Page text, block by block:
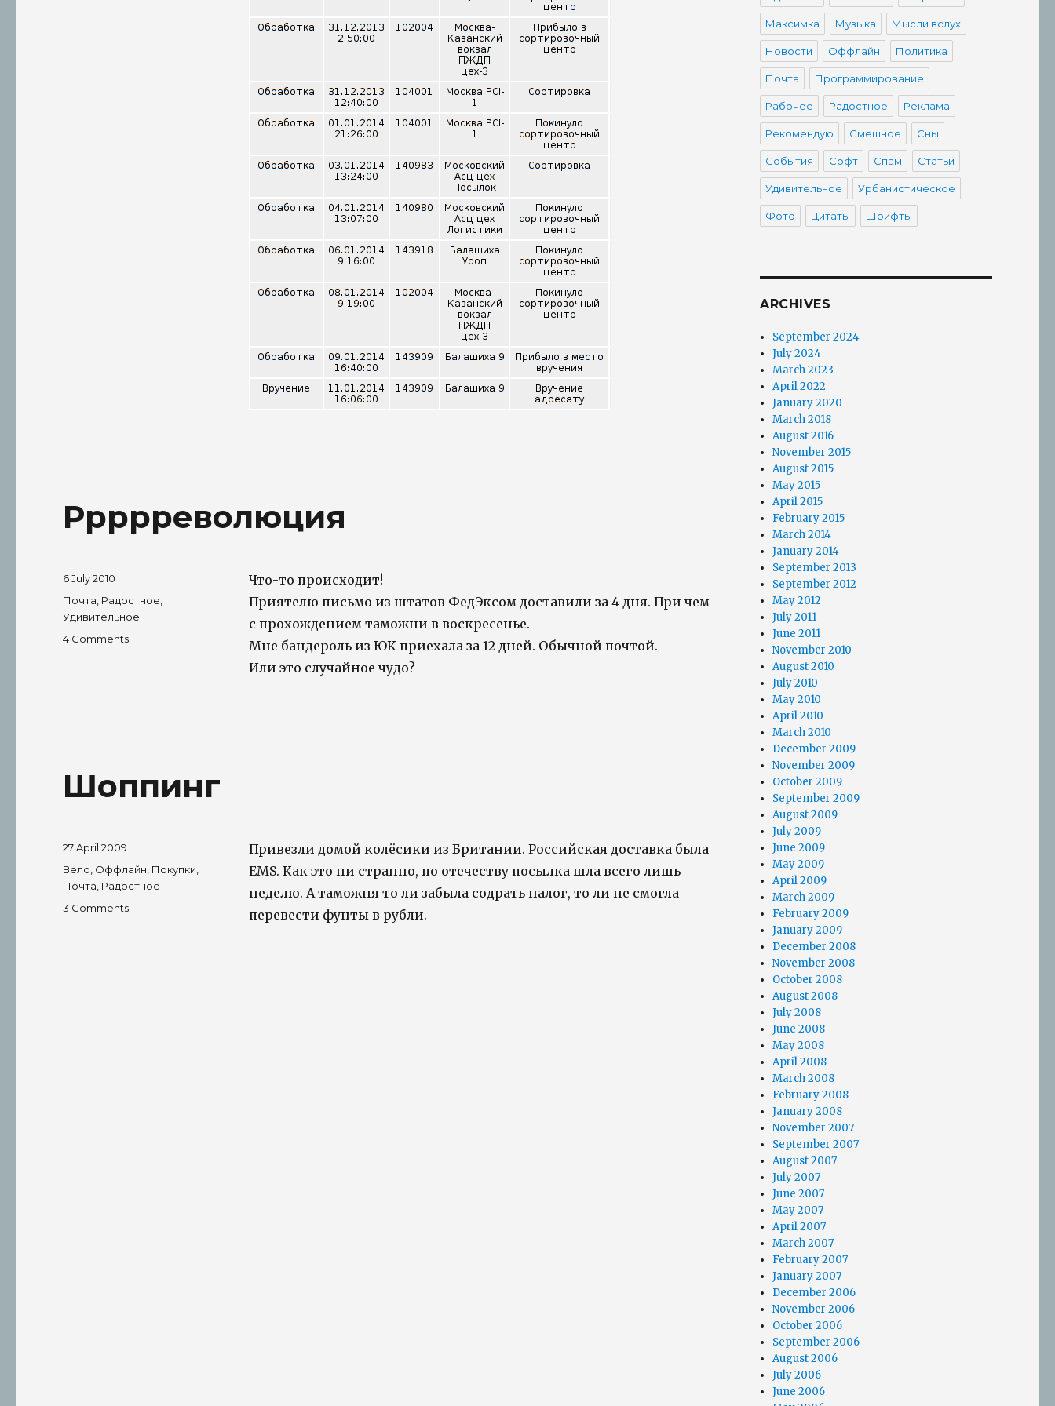
Ррррреволюция
Что-то происходит!
Приятелю письмо из штатов ФедЭксом доставили за 4 дня. При чем
с прохождением таможни в воскресенье.
Мне бандероль из ЮК приехала за 12 дней. Обычной почтой.
Или это случайное чудо?
Posted
6 July 2010
Tags
Почта Радостное
Удивительное
4 Commentson
Шоппинг
Привезли домой колёсики из Британии. Российская доставка была
EMS. Как это ни странно, по отечеству посылка шла всего лишь
неделю. А таможня то ли забыла содрать налог, то ли не смогла
перевести фунты в рубли.
Posted
27 April 2009
Tags
Вело Оффлайн Покупки
Почта Радостное
3 Commentson
Максимка Музыка Мысли вслух
Новости Оффлайн Политика
Почта Программирование
Рабочее Радостное Реклама
Рекомендую Смешное Сны
События Софт Спам Статьи
Удивительное Урбанистическое
Фото Цитаты Шрифты
ARCHIVES
September 2024
July 2024
March 2023
April 2022
January 2020
March 2018
August 2016
November 2015
August 2015
May 2015
April 2015
February 2015
March 2014
January 2014
September 2013
September 2012
May 2012
July 2011
June 2011
November 2010
August 2010
July 2010
May 2010
April 2010
March 2010
December 2009
November 2009
October 2009
September 2009
August 2009
July 2009
June 2009
May 2009
April 2009
March 2009
February 2009
January 2009
December 2008
November 2008
October 2008
August 2008
July 2008
June 2008
May 2008
April 2008
March 2008
February 2008
January 2008
November 2007
September 2007
August 2007
July 2007
June 2007
May 2007
April 2007
March 2007
February 2007
January 2007
December 2006
November 2006
October 2006
September 2006
August 2006
July 2006
June 2006